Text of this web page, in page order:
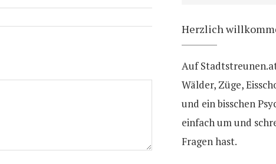
Herzlich
Auf
Wälder, Züge,
und ein bisschen
einfach um und
Fragen hast.